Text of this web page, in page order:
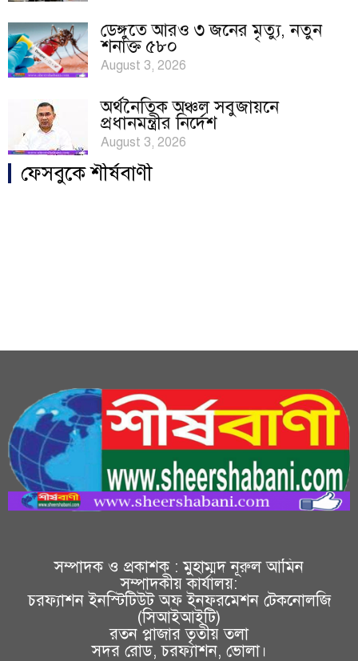
ডেঙ্গুতে আরও ৩ জনের মৃত্যু, নতুন
শনাক্ত ৫৮০
August 3, 2026
অর্থনৈতিক অঞ্চল সবুজায়নে
প্রধানমন্ত্রীর নির্দেশ
August 3, 2026
ফেসবুকে শীর্ষবাণী
সম্পাদক ও প্রকাশক : মুহাম্মদ নূরুল আমিন
সম্পাদকীয় কার্যালয়:
চরফ্যাশন ইনস্টিটিউট অফ ইনফরমেশন টেকনোলজি
(সিআইআইটি)
রতন প্লাজার তৃতীয় তলা
সদর রোড, চরফ্যাশন, ভোলা।